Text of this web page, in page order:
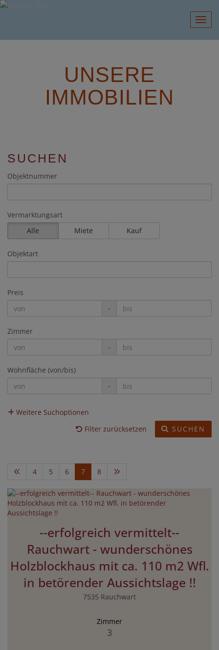
UNSERE
IMMOBILIEN
SUCHEN
Objektnummer
Vermarktungsart
Alle
Miete Kauf
Objektart
Preis
-
Zimmer
-
Wohnfläche (von/bis)
-
Weitere Suchoptionen
Filter zurücksetzen
SUCHEN
4 5 6 7 8
--erfolgreich vermittelt--
Rauchwart - wunderschönes
Holzblockhaus mit ca. 110 m2 Wfl.
in betörender Aussichtslage !!
7535 Rauchwart
Zimmer
3